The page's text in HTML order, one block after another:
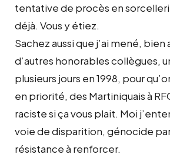
tentative de procès en
déjà. Vous y étiez.
Sachez aussi que j’ai mené, bien
d’autres honorables collègues,
plusieurs jours en 1998, pour
en priorité, des Martiniquais à
raciste si ça vous plait. Moi
voie de disparition, génocide
résistance à renforcer.